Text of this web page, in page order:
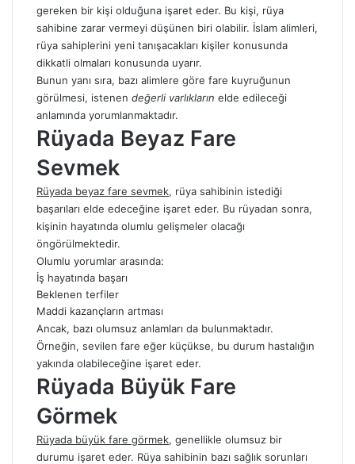
gereken bir kişi olduğuna işaret eder. Bu kişi, rüya
sahibine zarar vermeyi düşünen biri olabilir. İslam alimleri,
rüya sahiplerini yeni tanışacakları kişiler konusunda
dikkatli olmaları konusunda uyarır.
Bunun yanı sıra, bazı alimlere göre fare kuyruğunun
görülmesi, istenen değerli varlıkların elde edileceği
anlamında yorumlanmaktadır.
Rüyada Beyaz Fare
Sevmek
Rüyada beyaz fare sevmek, rüya sahibinin istediği
başarıları elde edeceğine işaret eder. Bu rüyadan sonra,
kişinin hayatında olumlu gelişmeler olacağı
öngörülmektedir.
Olumlu yorumlar arasında:
İş hayatında başarı
Beklenen terfiler
Maddi kazançların artması
Ancak, bazı olumsuz anlamları da bulunmaktadır.
Örneğin, sevilen fare eğer küçükse, bu durum hastalığın
yakında olabileceğine işaret eder.
Rüyada Büyük Fare
Görmek
Rüyada büyük fare görmek, genellikle olumsuz bir
durumu işaret eder. Rüya sahibinin bazı sağlık sorunları